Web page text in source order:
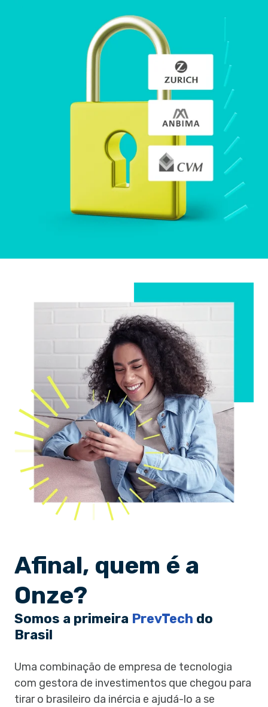
Afinal, quem é a
Onze?
Somos a primeira PrevTech do
Brasil
Uma combinação de empresa de tecnologia
com gestora de investimentos que chegou para
tirar o brasileiro da inércia e ajudá-lo a se